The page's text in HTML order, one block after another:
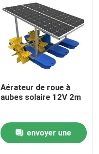
Aérateur de roue à
aubes solaire 12V 2m
envoyer une